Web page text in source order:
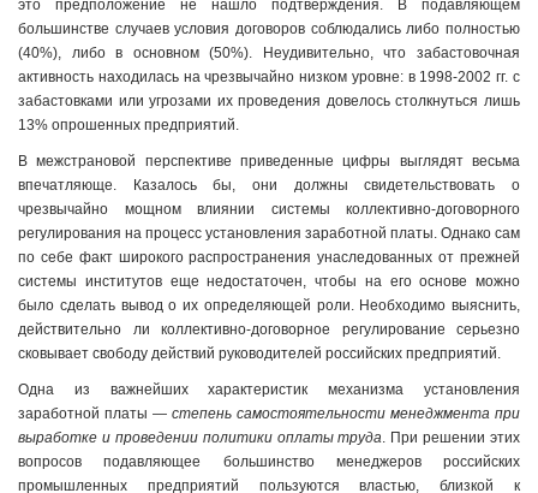
это предположение не нашло подтверждения. В подавляющем
большинстве случаев условия договоров соблюдались либо полностью
(40%), либо в основном (50%). Неудивительно, что забастовочная
активность находилась на чрезвычайно низком уровне: в 1998-2002 гг. с
забастовками или угрозами их проведения довелось столкнуться лишь
13% опрошенных предприятий.
В межстрановой перспективе приведенные цифры выглядят весьма
впечатляюще. Казалось бы, они должны свидетельствовать о
чрезвычайно мощном влиянии системы коллективно-договорного
регулирования на процесс установления заработной платы. Однако сам
по себе факт широкого распространения унаследованных от прежней
системы институтов еще недостаточен, чтобы на его основе можно
было сделать вывод о их определяющей роли. Необходимо выяснить,
действительно ли коллективно-договорное регулирование серьезно
сковывает свободу действий руководителей российских предприятий.
Одна из важнейших характеристик механизма установления
заработной платы — степень самостоятельности менеджмента при
выработке и проведении политики оплаты труда. При решении этих
вопросов подавляющее большинство менеджеров российских
промышленных предприятий пользуются властью, близкой к